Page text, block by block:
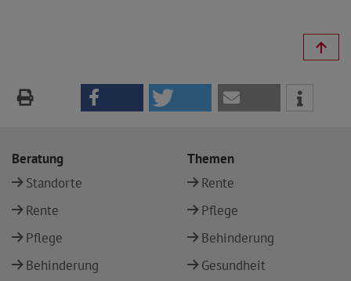
Beratung
Standorte
Rente
Pflege
Behinderung
Themen
Rente
Pflege
Behinderung
Gesundheit